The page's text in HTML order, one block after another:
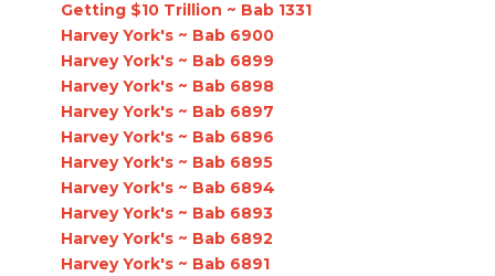
Getting $10 Trillion ~ Bab 1331
Harvey York's ~ Bab 6900
Harvey York's ~ Bab 6899
Harvey York's ~ Bab 6898
Harvey York's ~ Bab 6897
Harvey York's ~ Bab 6896
Harvey York's ~ Bab 6895
Harvey York's ~ Bab 6894
Harvey York's ~ Bab 6893
Harvey York's ~ Bab 6892
Harvey York's ~ Bab 6891